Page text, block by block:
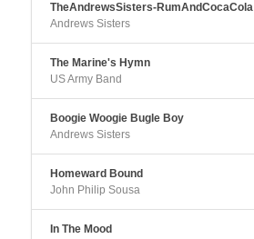
TheAndrewsSisters-RumAndCocaCola
Andrews Sisters
The Marine's Hymn
US Army Band
Boogie Woogie Bugle Boy
Andrews Sisters
Homeward Bound
John Philip Sousa
In The Mood